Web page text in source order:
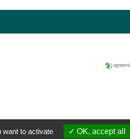
want to activate OK, accept all